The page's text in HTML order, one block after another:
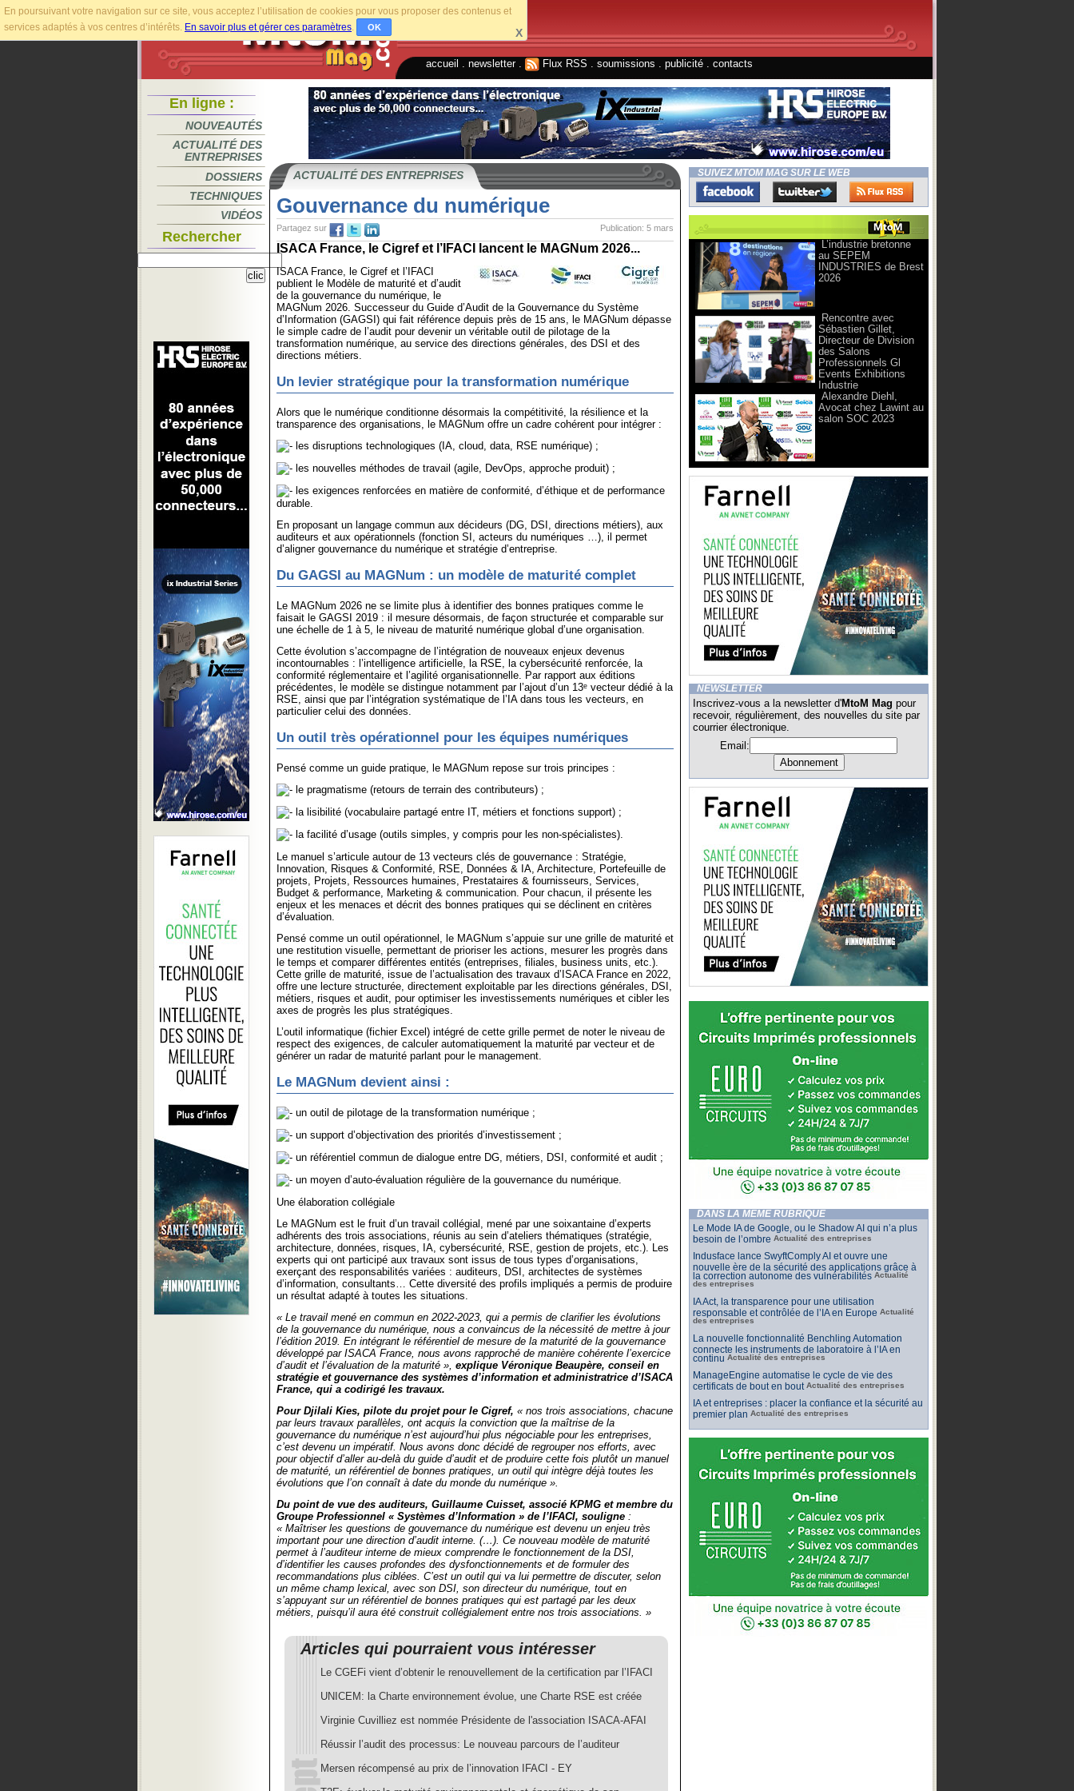
En poursuivant votre navigation sur ce site, vous acceptez l’utilisation de cookies pour vous proposer des contenus et
services adaptés à vos centres d’intérêts. En savoir plus et gérer ces paramètres. OK X
accueil newsletter. Flux RSS soumissions publicité contacts
En ligne :
NOUVEAUTÉS
ACTUALITÉ DES
ENTREPRISES
DOSSIERS
TECHNIQUES
VIDÉOS
Rechercher
ACTUALITÉ DES ENTREPRISES
Gouvernance du numérique
Publication: 5 mars
Partagez sur
ISACA France, le Cigref et l’IFACI lancent le MAGNum 2026...
ISACA France, le Cigref et l’IFACI
publient le Modèle de maturité et d’audit
de la gouvernance du numérique, le
MAGNum 2026. Successeur du Guide d’Audit de la Gouvernance du Système
d’Information (GAGSI) qui fait référence depuis près de 15 ans, le MAGNum dépasse
le simple cadre de l’audit pour devenir un véritable outil de pilotage de la
transformation numérique, au service des directions générales, des DSI et des
directions métiers.
Un levier stratégique pour la transformation numérique
Alors que le numérique conditionne désormais la compétitivité, la résilience et la
transparence des organisations, le MAGNum offre un cadre cohérent pour intégrer :
les disruptions technologiques (IA, cloud, data, RSE numérique) ;
les nouvelles méthodes de travail (agile, DevOps, approche produit) ;
les exigences renforcées en matière de conformité, d’éthique et de performance
durable.
En proposant un langage commun aux décideurs (DG, DSI, directions métiers), aux
auditeurs et aux opérationnels (fonction SI, acteurs du numériques …), il permet
d’aligner gouvernance du numérique et stratégie d’entreprise.
Du GAGSI au MAGNum : un modèle de maturité complet
Le MAGNum 2026 ne se limite plus à identifier des bonnes pratiques comme le
faisait le GAGSI 2019 : il mesure désormais, de façon structurée et comparable sur
une échelle de 1 à 5, le niveau de maturité numérique global d’une organisation.
Cette évolution s’accompagne de l’intégration de nouveaux enjeux devenus
incontournables : l’intelligence artificielle, la RSE, la cybersécurité renforcée, la
conformité réglementaire et l’agilité organisationnelle. Par rapport aux éditions
précédentes, le modèle se distingue notamment par l’ajout d’un 13ᵉ vecteur dédié à la
RSE, ainsi que par l’intégration systématique de l’IA dans tous les vecteurs, en
particulier celui des données.
Un outil très opérationnel pour les équipes numériques
Pensé comme un guide pratique, le MAGNum repose sur trois principes :
le pragmatisme (retours de terrain des contributeurs) ;
la lisibilité (vocabulaire partagé entre IT, métiers et fonctions support) ;
la facilité d’usage (outils simples, y compris pour les non-spécialistes).
Le manuel s’articule autour de 13 vecteurs clés de gouvernance : Stratégie,
Innovation, Risques & Conformité, RSE, Données & IA, Architecture, Portefeuille de
projets, Projets, Ressources humaines, Prestataires & fournisseurs, Services,
Budget & performance, Marketing & communication. Pour chacun, il présente les
enjeux et les menaces et décrit des bonnes pratiques qui se déclinent en critères
d’évaluation.
Pensé comme un outil opérationnel, le MAGNum s’appuie sur une grille de maturité et
une restitution visuelle, permettant de prioriser les actions, mesurer les progrès dans
le temps et comparer différentes entités (entreprises, filiales, business units, etc.).
Cette grille de maturité, issue de l’actualisation des travaux d’ISACA France en 2022,
offre une lecture structurée, directement exploitable par les directions générales, DSI,
métiers, risques et audit, pour optimiser les investissements numériques et cibler les
axes de progrès les plus stratégiques.
L’outil informatique (fichier Excel) intégré de cette grille permet de noter le niveau de
respect des exigences, de calculer automatiquement la maturité par vecteur et de
générer un radar de maturité parlant pour le management.
Le MAGNum devient ainsi :
un outil de pilotage de la transformation numérique ;
un support d’objectivation des priorités d’investissement ;
un référentiel commun de dialogue entre DG, métiers, DSI, conformité et audit ;
un moyen d’auto-évaluation régulière de la gouvernance du numérique.
Une élaboration collégiale
Le MAGNum est le fruit d’un travail collégial, mené par une soixantaine d’experts
adhérents des trois associations, réunis au sein d’ateliers thématiques (stratégie,
architecture, données, risques, IA, cybersécurité, RSE, gestion de projets, etc.). Les
experts qui ont participé aux travaux sont issus de tous types d’organisations,
exerçant des responsabilités variées : auditeurs, DSI, architectes de systèmes
d’information, consultants… Cette diversité des profils impliqués a permis de produire
un résultat adapté à toutes les situations.
« Le travail mené en commun en 2022-2023, qui a permis de clarifier les évolutions
de la gouvernance du numérique, nous a convaincus de la nécessité de mettre à jour
l’édition 2019. En intégrant le référentiel de mesure de la maturité de la gouvernance
développé par ISACA France, nous avons rapproché de manière cohérente l’exercice
d’audit et l’évaluation de la maturité », explique Véronique Beaupère, conseil en
stratégie et gouvernance des systèmes d’information et administratrice d’ISACA
France, qui a codirigé les travaux.
Pour Djilali Kies, pilote du projet pour le Cigref, « nos trois associations, chacune
par leurs travaux parallèles, ont acquis la conviction que la maîtrise de la
gouvernance du numérique n’est aujourd’hui plus négociable pour les entreprises,
c’est devenu un impératif. Nous avons donc décidé de regrouper nos efforts, avec
pour objectif d’aller au-delà du guide d’audit et de produire cette fois plutôt un manuel
de maturité, un référentiel de bonnes pratiques, un outil qui intègre déjà toutes les
évolutions que l’on connaît à date du monde du numérique ».
Du point de vue des auditeurs, Guillaume Cuisset, associé KPMG et membre du
Groupe Professionnel « Systèmes d’Information » de l’IFACI, souligne :
« Maîtriser les questions de gouvernance du numérique est devenu un enjeu très
important pour une direction d’audit interne. (…). Ce nouveau modèle de maturité
permet à l’auditeur interne de mieux comprendre le fonctionnement de la DSI,
d’identifier les causes profondes des dysfonctionnements et de formuler des
recommandations plus ciblées. C’est un outil qui va lui permettre de discuter, selon
un même champ lexical, avec son DSI, son directeur du numérique, tout en
s’appuyant sur un référentiel de bonnes pratiques qui est partagé par les deux
métiers, puisqu’il aura été construit collégialement entre nos trois associations. »
Articles qui pourraient vous intéresser
Le CGEFi vient d’obtenir le renouvellement de la certification par l’IFACI
UNICEM: la Charte environnement évolue, une Charte RSE est créée
Virginie Cuvilliez est nommée Présidente de l'association ISACA-AFAI
Réussir l’audit des processus: Le nouveau parcours de l’auditeur
Mersen récompensé au prix de l’innovation IFACI - EY
SUIVEZ MTOM MAG SUR LE WEB
L’industrie bretonne
au SEPEM
INDUSTRIES de Brest
2026
Rencontre avec
Sébastien Gillet,
Directeur de Division
des Salons
Professionnels Gl
Events Exhibitions
Industrie
Alexandre Diehl,
Avocat chez Lawint au
salon SOC 2023
NEWSLETTER
Inscrivez-vous a la newsletter d'MtoM Mag pour
recevoir, régulièrement, des nouvelles du site par
courrier électronique.
Email:
DANS LA MÊME RUBRIQUE
Le Mode IA de Google, ou le Shadow AI qui n’a plus
besoin de l’ombre Actualité des entreprises
Indusface lance SwyftComply AI et ouvre une
nouvelle ère de la sécurité des applications grâce à
la correction autonome des vulnérabilités Actualité
des entreprises
IA Act, la transparence pour une utilisation
responsable et contrôlée de l’IA en Europe Actualité
des entreprises
La nouvelle fonctionnalité Benchling Automation
connecte les instruments de laboratoire à l’IA en
continu Actualité des entreprises
ManageEngine automatise le cycle de vie des
certificats de bout en bout Actualité des entreprises
IA et entreprises : placer la confiance et la sécurité au
premier plan Actualité des entreprises